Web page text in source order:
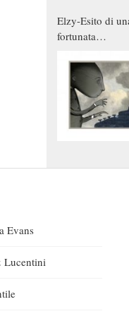
Elzy-Esito di
fortunata
Evans
Lucentini